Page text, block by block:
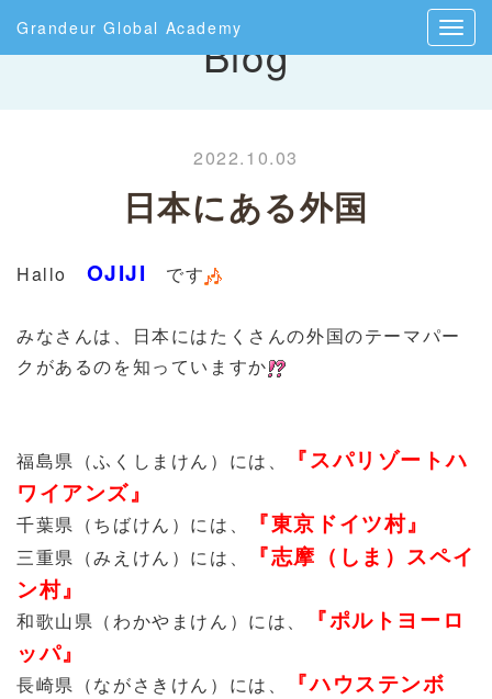
Grandeur Global AcademyBlog
2022.10.03
日本にある外国
Hallo OJIJI です
みなさんは、日本にはたくさんの外国のテーマパー
クがあるのを知っていますか
福島県（ふくしまけん）には、
『スパリゾートハ
ワイアンズ』
千葉県（ちばけん）には、 『東京ドイツ村』
三重県（みえけん）には、
『志摩（しま）スペイ
ン村』
和歌山県（わかやまけん）には、
『ポルトヨーロ
ッパ』
長崎県（ながさきけん）には、
『ハウステンボ